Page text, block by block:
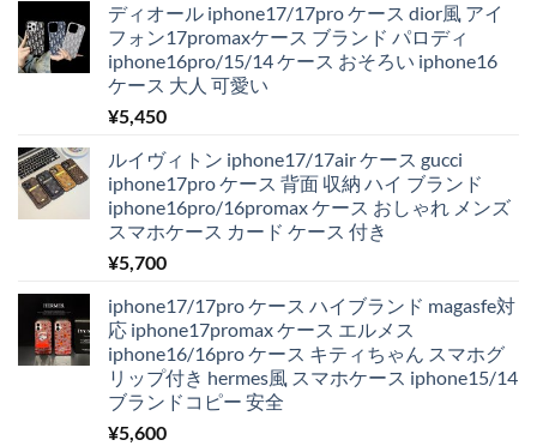
ディオール iphone17/17pro ケース dior風 アイ
フォン17promaxケース ブランド パロディ
iphone16pro/15/14 ケース おそろい iphone16
ケース 大人 可愛い
¥5,450
ルイヴィトン iphone17/17air ケース gucci
iphone17pro ケース 背面 収納 ハイ ブランド
iphone16pro/16promax ケース おしゃれ メンズ
スマホケース カード ケース 付き
¥5,700
iphone17/17pro ケース ハイブランド magasfe対
応 iphone17promax ケース エルメス
iphone16/16pro ケース キティちゃん スマホグ
リップ付き hermes風 スマホケース iphone15/14
ブランドコピー 安全
¥5,600